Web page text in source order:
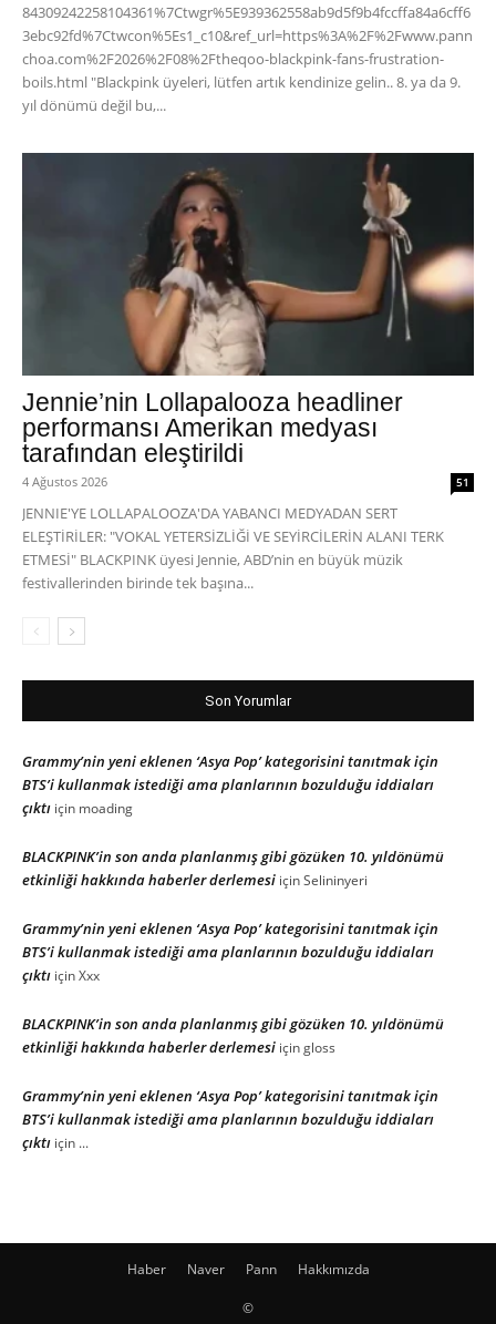
84309242258104361%7Ctwgr%5E939362558ab9d5f9b4fccffa84a6cff6
3ebc92fd%7Ctwcon%5Es1_c10&ref_url=https%3A%2F%2Fwww.pann
choa.com%2F2026%2F08%2Ftheqoo-blackpink-fans-frustration-
boils.html "Blackpink üyeleri, lütfen artık kendinize gelin.. 8. ya da 9.
yıl dönümü değil bu,...
Jennie’nin Lollapalooza headliner
performansı Amerikan medyası
tarafından eleştirildi
4 Ağustos 2026 51
JENNIE'YE LOLLAPALOOZA'DA YABANCI MEDYADAN SERT
ELEŞTİRİLER: "VOKAL YETERSİZLİĞİ VE SEYİRCİLERİN ALANI TERK
ETMESİ" BLACKPINK üyesi Jennie, ABD’nin en büyük müzik
festivallerinden birinde tek başına...
Son Yorumlar
Grammy’nin yeni eklenen ‘Asya Pop’ kategorisini tanıtmak için
BTS’i kullanmak istediği ama planlarının bozulduğu iddiaları
çıktı için moading
BLACKPINK’in son anda planlanmış gibi gözüken 10. yıldönümü
etkinliği hakkında haberler derlemesi içinSelininyeri
Grammy’nin yeni eklenen ‘Asya Pop’ kategorisini tanıtmak için
BTS’i kullanmak istediği ama planlarının bozulduğu iddiaları
çıktı içinXxx
BLACKPINK’in son anda planlanmış gibi gözüken 10. yıldönümü
etkinliği hakkında haberler derlemesi içingloss
Grammy’nin yeni eklenen ‘Asya Pop’ kategorisini tanıtmak için
BTS’i kullanmak istediği ama planlarının bozulduğu iddiaları
çıktı için ...
Haber Naver Pann Hakkımızda
©